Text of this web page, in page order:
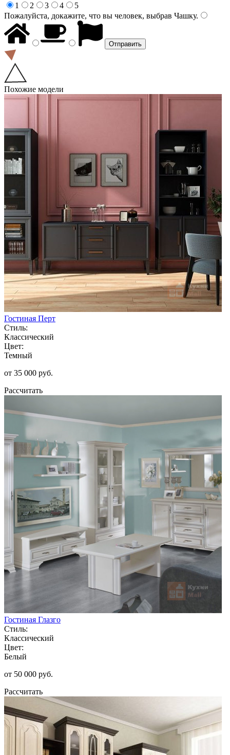
1
2 3 4
5
Пожалуйста, докажите, что вы человек, выбрав Чашку.
Похожие модели
Гостиная Перт
Стиль:
Классический
Цвет:
Темный
от 35 000 руб.
Рассчитать
Гостиная Глазго
Стиль:
Классический
Цвет:
Белый
от 50 000 руб.
Рассчитать